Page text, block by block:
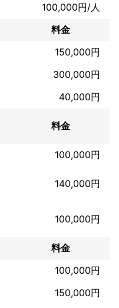
100,000円/人
料金
150,000円
300,000円
40,000円
料金
100,000円
140,000円
100,000円
料金
100,000円
150,000円